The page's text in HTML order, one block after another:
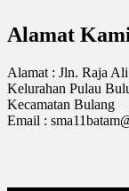
Alamat
Alamat : Jln. Raja
Kelurahan Pulau
Kecamatan Bulang
Email :